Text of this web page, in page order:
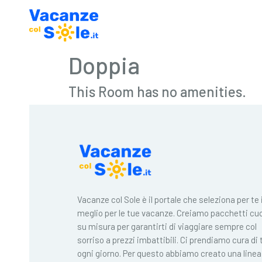
Doppia
This Room has no amenities.
Vacanze col Sole è il portale che seleziona per te
meglio per le tue vacanze. Creiamo pacchetti
su misura per garantirti di viaggiare sempre col
sorriso a prezzi imbattibili. Ci prendiamo cura di
ogni giorno. Per questo abbiamo creato una linea